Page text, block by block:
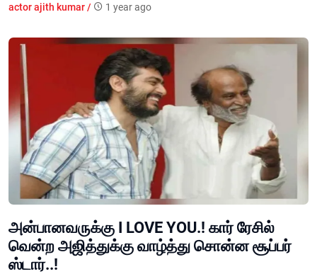
actor ajith kumar / 1 year ago
அன்பானவருக்கு I LOVE YOU.! கார் ரேசில்
வென்ற அஜித்துக்கு வாழ்த்து சொன்ன சூப்பர்
ஸ்டார்..!